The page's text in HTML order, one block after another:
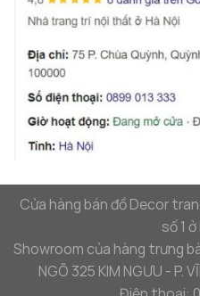
Cửa hàng bán đồ Decor
số 1
Showroom của hàng trưng
NGÕ 325 KIM NGƯU - P.